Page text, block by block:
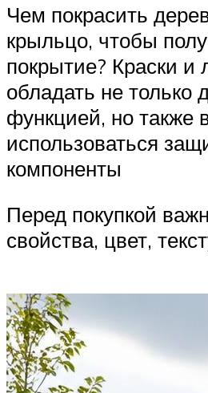
Чем покрасить
крыльцо, чтобы
покрытие? Краски и
обладать не только
функцией, но также
использоваться
компоненты
Перед покупкой
свойства, цвет,